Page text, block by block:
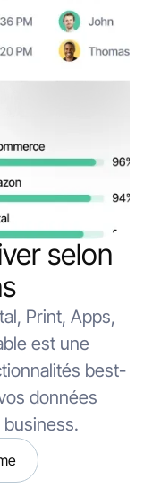
selon
Print, Apps,
est une
best-
données